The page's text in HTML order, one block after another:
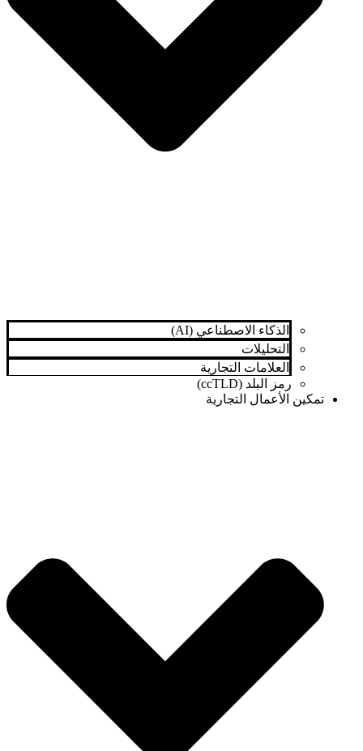
الذكاء الاصطناعي (AI)
التحليلات
العلامات التجارية
رمز البلد (ccTLD)
تمكين الأعمال التجارية